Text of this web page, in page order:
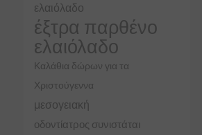
ελαιόλαδο
έξτρα παρθένο
ελαιόλαδο
Καλάθια δώρων για τα
Χριστούγεννα
μεσογειακή
οδοντίατρος συνιστάται